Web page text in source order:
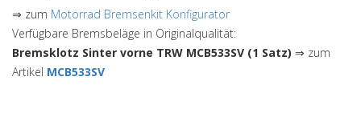
⇒ zum Motorrad Bremsenkit Konfigurator
Verfügbare Bremsbeläge in Originalqualität:
Bremsklotz Sinter vorne TRW MCB533SV (1 Satz) ⇒ zum
Artikel MCB533SV